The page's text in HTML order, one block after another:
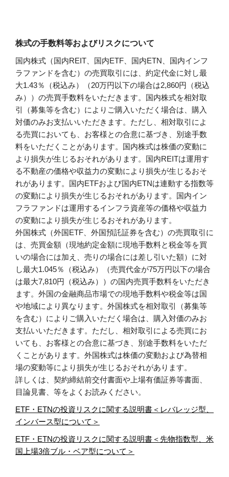
株式の手数料等およびリスクについて
国内株式（国内REIT、国内ETF、国内ETN、国内インフ
ラファンドを含む）の売買取引には、約定代金に対し最
大1.43％（税込み）（20万円以下の場合は2,860円（税込
み））の売買手数料をいただきます。国内株式を相対取
引（募集等を含む）によりご購入いただく場合は、購入
対価のみお支払いいただきます。ただし、相対取引によ
る売買においても、お客様との合意に基づき、別途手数
料をいただくことがあります。国内株式は株価の変動に
より損失が生じるおそれがあります。国内REITは運用す
る不動産の価格や収益力の変動により損失が生じるおそ
れがあります。国内ETFおよび国内ETNは連動する指数等
の変動により損失が生じるおそれがあります。国内イン
フラファンドは運用するインフラ資産等の価格や収益力
の変動により損失が生じるおそれがあります。
外国株式（外国ETF、外国預託証券を含む）の売買取引に
は、売買金額（現地約定金額に現地手数料と税金等を買
いの場合には加え、売りの場合には差し引いた額）に対
し最大1.045％（税込み）（売買代金が75万円以下の場合
は最大7,810円（税込み））の国内売買手数料をいただき
ます。外国の金融商品市場での現地手数料や税金等は国
や地域により異なります。外国株式を相対取引（募集等
を含む）によりご購入いただく場合は、購入対価のみお
支払いいただきます。ただし、相対取引による売買にお
いても、お客様との合意に基づき、別途手数料をいただ
くことがあります。外国株式は株価の変動および為替相
場の変動等により損失が生じるおそれがあります。
詳しくは、契約締結前交付書面や上場有価証券等書面、
目論見書、等をよくお読みください。
ETF・ETNの投資リスクに関する説明書＜レバレッジ型、
インバース型について＞
ETF・ETNの投資リスクに関する説明書＜先物指数型、米
国上場3倍ブル・ベア型について＞